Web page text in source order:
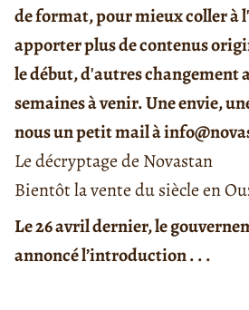
de format, pour mieux coller
apporter plus de contenus
le début, d'autres changement
semaines à venir. Une envie,
nous un petit mail à
Le décryptage de Novastan
Bientôt la vente du siècle en
Le 26 avril dernier, le
annoncé l’introduction . . .